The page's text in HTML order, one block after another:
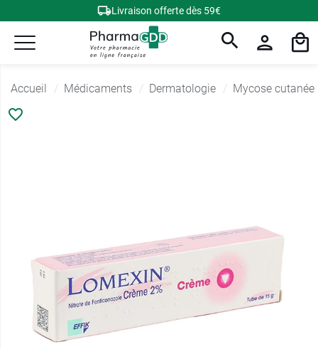
Livraison offerte dès 59€
Accueil Médicaments Dermatologie Mycose cutanée